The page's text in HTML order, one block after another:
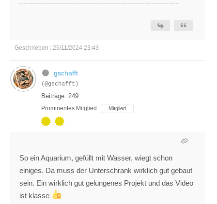
Geschrieben : 25/11/2024 23:43
gschafft
(@gschafft)
Beiträge: 249
Prominentes Mitglied Mitglied
So ein Aquarium, gefüllt mit Wasser, wiegt schon
einiges. Da muss der Unterschrank wirklich gut gebaut
sein. Ein wirklich gut gelungenes Projekt und das Video
ist klasse